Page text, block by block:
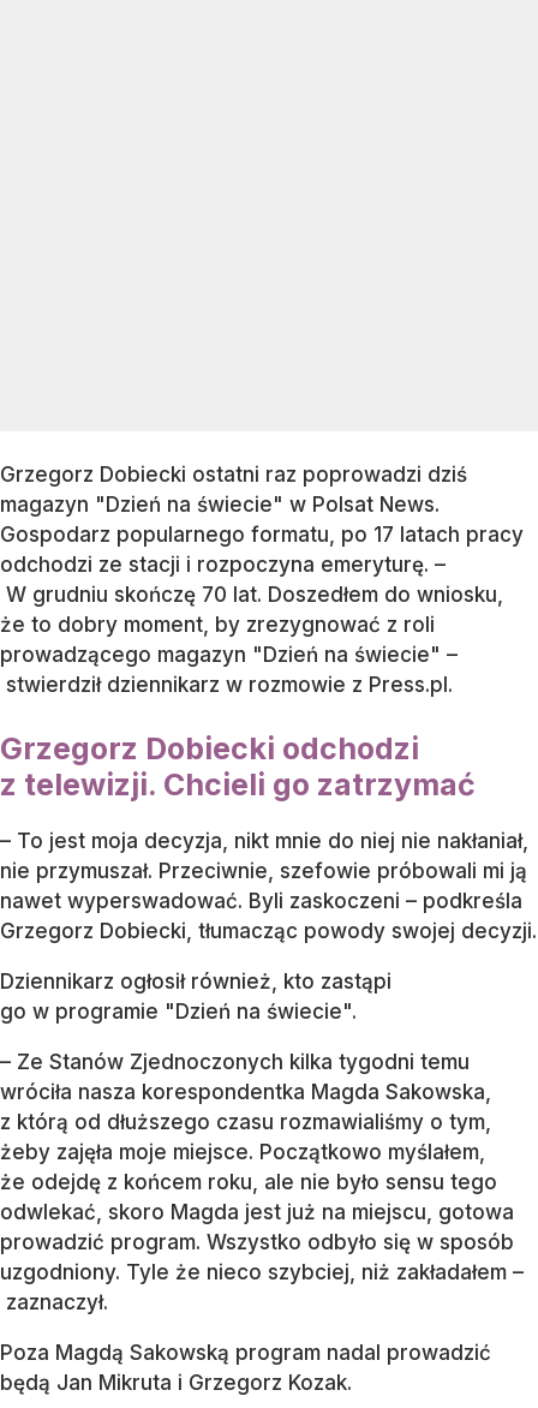
Grzegorz Dobiecki ostatni raz poprowadzi dziś
magazyn "Dzień na świecie" w Polsat News.
Gospodarz popularnego formatu, po 17 latach pracy
odchodzi ze stacji i rozpoczyna emeryturę. –
W grudniu skończę 70 lat. Doszedłem do wniosku,
że to dobry moment, by zrezygnować z roli
prowadzącego magazyn "Dzień na świecie" –
stwierdził dziennikarz w rozmowie z Press.pl.
Grzegorz Dobiecki odchodzi
z telewizji. Chcieli go zatrzymać
– To jest moja decyzja, nikt mnie do niej nie nakłaniał,
nie przymuszał. Przeciwnie, szefowie próbowali mi ją
nawet wyperswadować. Byli zaskoczeni – podkreśla
Grzegorz Dobiecki, tłumacząc powody swojej decyzji.
Dziennikarz ogłosił również, kto zastąpi
go w programie "Dzień na świecie".
– Ze Stanów Zjednoczonych kilka tygodni temu
wróciła nasza korespondentka Magda Sakowska,
z którą od dłuższego czasu rozmawialiśmy o tym,
żeby zajęła moje miejsce. Początkowo myślałem,
że odejdę z końcem roku, ale nie było sensu tego
odwlekać, skoro Magda jest już na miejscu, gotowa
prowadzić program. Wszystko odbyło się w sposób
uzgodniony. Tyle że nieco szybciej, niż zakładałem –
zaznaczył.
Poza Magdą Sakowską program nadal prowadzić
będą Jan Mikruta i Grzegorz Kozak.